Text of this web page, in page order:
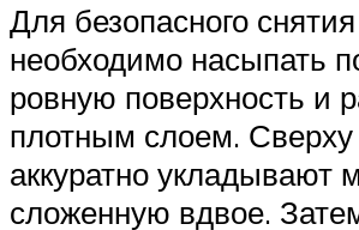
Для безопасного
необходимо насыпать
ровную поверхность и
плотным слоем. Сверху
аккуратно укладывают
сложенную вдвое.